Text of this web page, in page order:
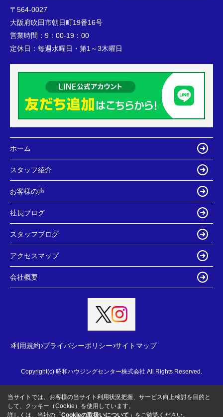
〒564-0027
大阪府吹田市朝日町19番16号
営業時間： 9：00-19：00
定休日： 毎週水曜日・第1～3木曜日
ホーム
スタッフ紹介
お客様の声
社長ブログ
スタッフブログ
アクセスマップ
会社概要
利用規約 プライバシーポリシー サイトマップ
Copyright(c) 昭和ハウジングセンター株式会社 All Rights Reserved.
当サイトでは、お客様の当サイト利用状況把握、サービス向上検討を目的と
して、クッキー（Cookie）を使用しています。
詳しくは、当社の 「Cookieの取扱いについて」 をご確認ください。